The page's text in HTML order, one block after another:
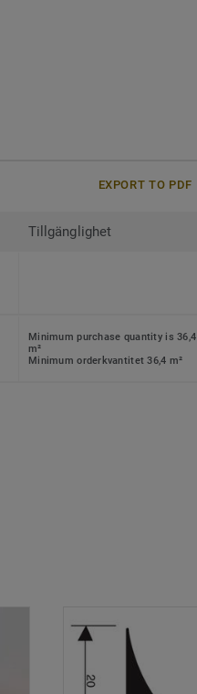
EXPORT TO PDF
Tillgänglighet
Minimum purchase quantity is 36,4
m²
Minimum orderkvantitet 36,4 m²